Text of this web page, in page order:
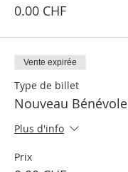
0.00 CHF
Vente expirée
Type de billet
Nouveau Bénévole
Plus d'info
Prix